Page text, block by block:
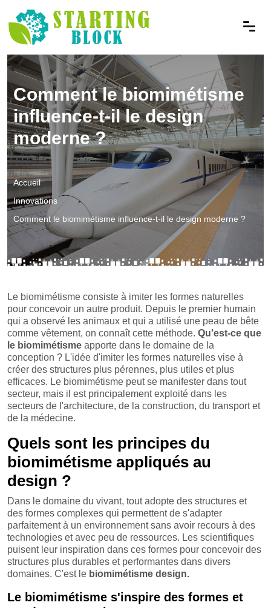
Comment le biomimétisme
influence-t-il le design
moderne ?
Accueil
Innovations
Comment le biomimétisme influence-t-il le design moderne ?
Le biomimétisme consiste à imiter les formes naturelles
pour concevoir un autre produit. Depuis le premier humain
qui a observé les animaux et qui a utilisé une peau de bête
comme vêtement, on connaît cette méthode. Qu'est-ce que
le biomimétisme apporte dans le domaine de la
conception ? L'idée d'imiter les formes naturelles vise à
créer des structures plus pérennes, plus utiles et plus
efficaces. Le biomimétisme peut se manifester dans tout
secteur, mais il est principalement exploité dans les
secteurs de l'architecture, de la construction, du transport et
de la médecine.
Quels sont les principes du
biomimétisme appliqués au
design ?
Dans le domaine du vivant, tout adopte des structures et
des formes complexes qui permettent de s'adapter
parfaitement à un environnement sans avoir recours à des
technologies et avec peu de ressources. Les scientifiques
puisent leur inspiration dans ces formes pour concevoir des
structures plus durables et performantes dans divers
domaines. C'est le biomimétisme design.
Le biomimétisme s'inspire des formes et